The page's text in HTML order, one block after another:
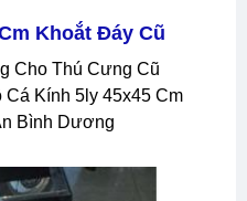
Khoắt Đáy Cũ
Kính 5ly 45x45 Cm
Bình Dương